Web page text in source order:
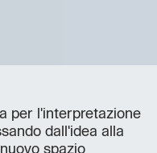
per l'interpretazione
dall'idea alla
spazio